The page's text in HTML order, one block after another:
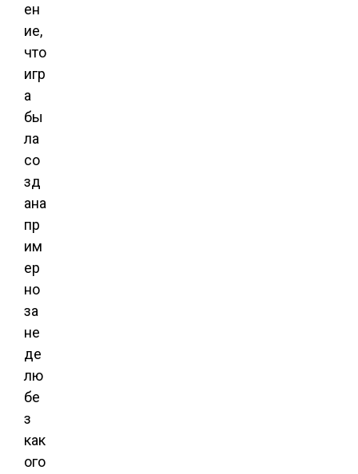
ен
ие,
что
игр
а
бы
ла
со
зд
ана
пр
им
ер
но
за
не
де
лю
бе
з
как
ого